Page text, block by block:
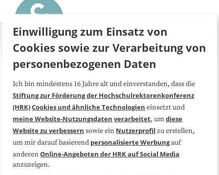
Über uns FAQ
Medienarbeit Kooperationen
Datenschutzerklärung Impressum
Sitemap
Einwilligung zum Einsatz von
Cookies sowie zur Verarbeitung von
personenbezogenen Daten
Ich bin mindestens 16 Jahre alt und einverstanden, dass die
Stiftung zur Förderung der Hochschulrektorenkonferenz
(HRK)Cookies und ähnliche Technologien einsetzt und
meine Website-Nutzungsdaten verarbeitet, umdiese
Website zu verbessern sowie ein Nutzerprofil zu erstellen,
um mir darauf basierend personalisierte Werbungauf
anderenOnline-Angeboten der HRK auf Social Media
anzuzeigen.